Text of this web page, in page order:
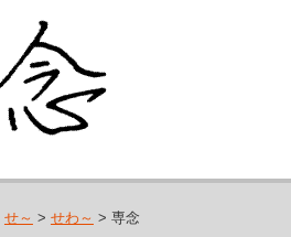
せ～ > せわ～ > 専念